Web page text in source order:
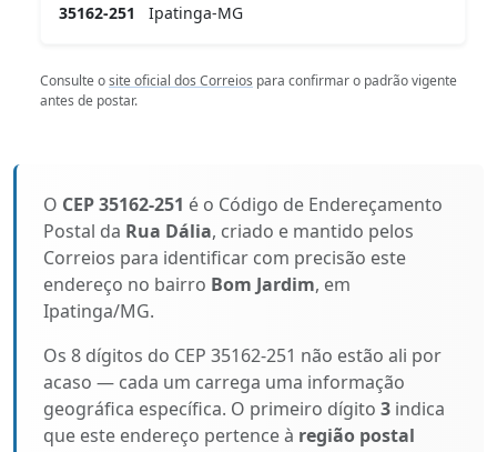
35162-251
Ipatinga-MG
Consulte osite oficial dos Correios para confirmar o padrão vigente
antes de postar.
O CEP 35162-251 é o Código de Endereçamento
Postal da Rua Dália, criado e mantido pelos
Correios para identificar com precisão este
endereço no bairro Bom Jardim, em
Ipatinga/MG.
Os 8 dígitos do CEP 35162-251 não estão ali por
acaso — cada um carrega uma informação
geográfica específica. O primeiro dígito 3 indica
que este endereço pertence à região postal